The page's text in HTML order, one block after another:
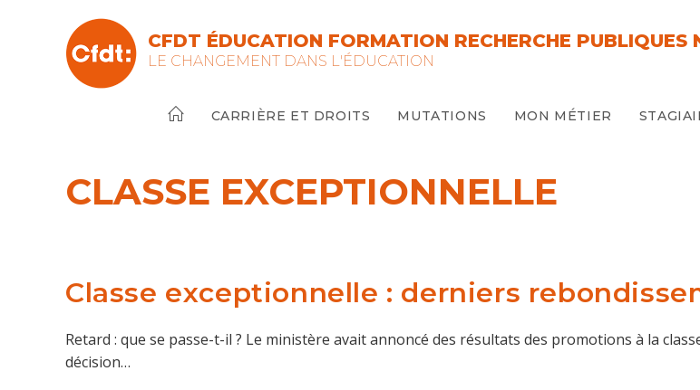
CFDT ÉDUCATION FORMATION RECHERCHE PUBLIQUES
LE CHANGEMENT DANS L'ÉDUCATION
CARRIÈRE ET DROITS MUTATIONS MON MÉTIER
CLASSE EXCEPTIONNELLE
Classe exceptionnelle : derniers
Retard : que se passe-t-il ? Le ministère avait annoncé des résultats des promotions à la
décision…